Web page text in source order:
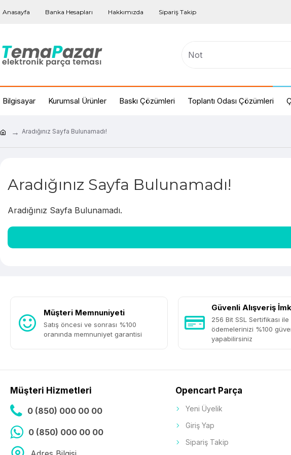
Anasayfa Banka Hesapları Hakkımızda Sipariş Takip
Bilgisayar Kurumsal Ürünler Baskı Çözümleri Toplantı Odası Çözümleri
Aradığınız Sayfa Bulunamadı!
Aradığınız Sayfa Bulunamadı!
Aradığınız Sayfa Bulunamadı.
Müşteri Memnuniyeti
Satış öncesi ve sonrası %100
oranında memnuniyet garantisi
Güvenli Alışveriş
256 Bit SSL Sertifikası ile
ödemelerinizi %100
yapabilirsiniz
Müşteri Hizmetleri
0 (850) 000 00 00
0 (850) 000 00 00
Opencart Parça
Yeni Üyelik
Giriş Yap
Sipariş Takip